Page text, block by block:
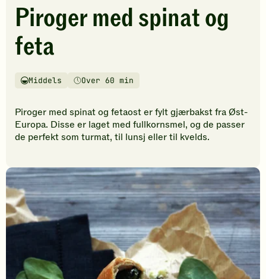
har
foreløpig
ingen
vurderinger.
den
til
å
vurdere
denne
Piroger med spinat og
feta
Vanskelighetsgrad
Middels
TilberedningstidOver 60 min
Piroger med spinat og fetaost er fylt gjærbakst fra Øst-
Europa. Disse er laget med fullkornsmel, og de passer
de perfekt som turmat, til lunsj eller til kvelds.